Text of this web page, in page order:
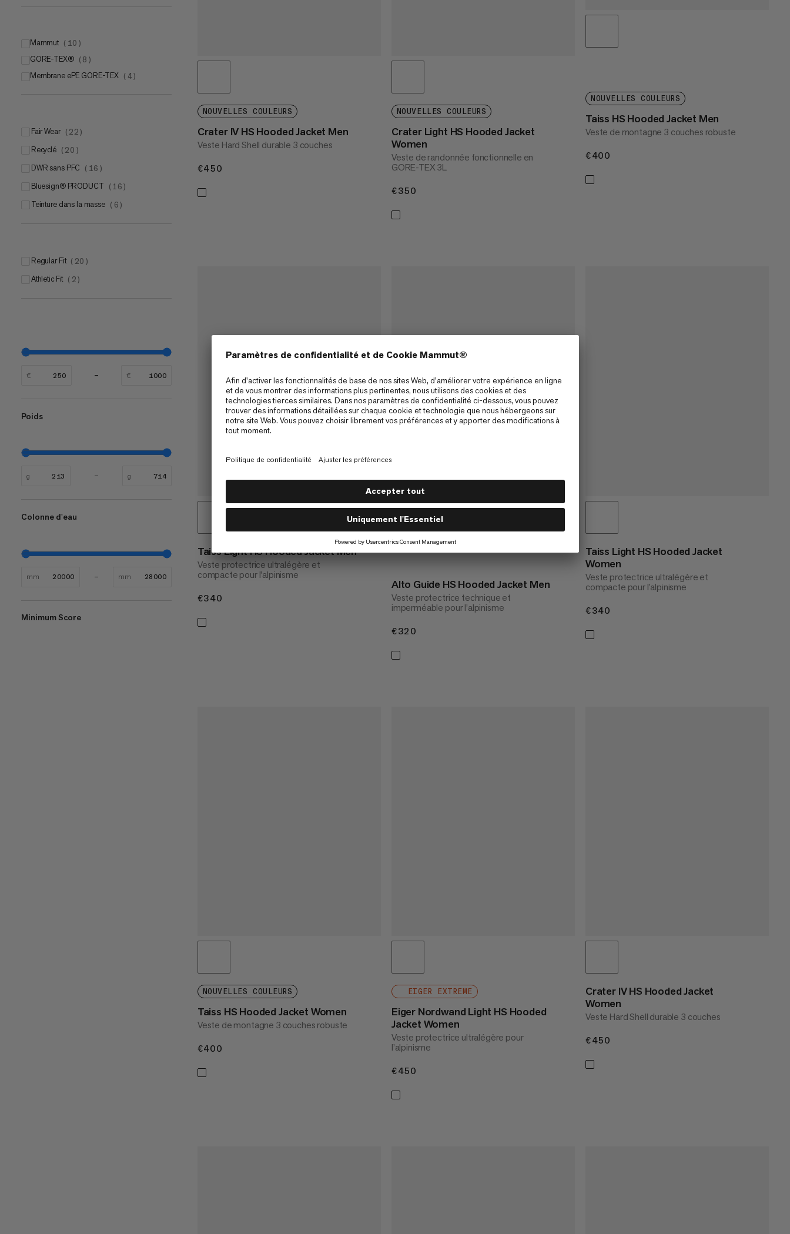
Mammut ( 10 )
Mammut DRY Expedition
Mammut DRY Tour (4 )
GORE-TEX® ( 8 )
Membrane ePE GORE-TEX ( 4 )
Fair Wear ( 22 )
Recyclé ( 20 )
DWR sans PFC ( 16 )
bluesign® PRODUCT ( 16 )
Teinture dans la masse ( 6 )
Regular Fit ( 20 )
Athletic Fit ( 2 )
€ €
Poids
g g
Colonne d'eau
mm mm
Minimum Score
NOUVELLES COULEURS
Crater IV HS Hooded Jacket Men
Veste Hard Shell durable 3 couches
€450
NOUVELLES COULEURS
Crater Light HS Hooded Jacket
Women
Veste de randonnée fonctionnelle en
GORE-TEX 3L
€350
NOUVELLES COULEURS
Taiss HS Hooded Jacket Men
Veste de montagne 3 couches robuste
€400
Taiss Light HS Hooded Jacket Men
Veste protectrice ultralégère et
compacte pour l’alpinisme
€340
Alto Guide HS Hooded Jacket Men
Veste protectrice technique et
imperméable pour l’alpinisme
€320
Taiss Light HS Hooded Jacket
Women
Veste protectrice ultralégère et
compacte pour l’alpinisme
€340
NOUVELLES COULEURS
Taiss HS Hooded Jacket Women
Veste de montagne 3 couches robuste
€400
EIGER EXTREME
Eiger Nordwand Light HS Hooded
Jacket Women
Veste protectrice ultralégère pour
l’alpinisme
€450
Crater IV HS Hooded Jacket
Women
Veste Hard Shell durable 3 couches
€450